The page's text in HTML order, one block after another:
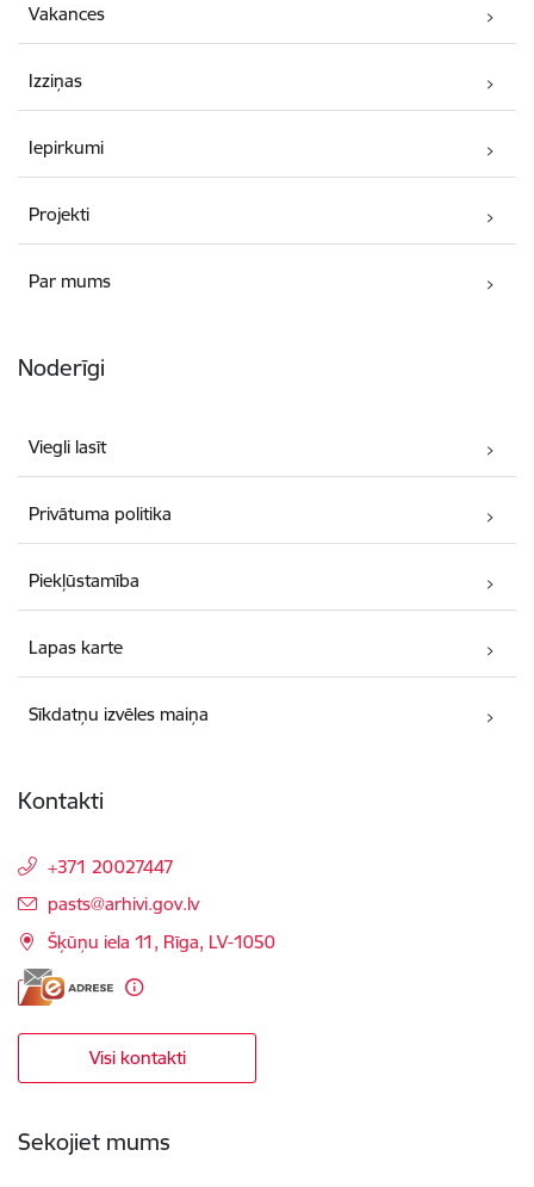
Vakances
Izziņas
Iepirkumi
Projekti
Par mums
Noderīgi
Viegli lasīt
Privātuma politika
Piekļūstamība
Lapas karte
Sīkdatņu izvēles maiņa
Kontakti
+371 20027447
E-pasts:
pasts@arhivi.gov.lv
Šķūņu iela 11, Rīga, LV-1050
Visi kontakti
Sekojiet mums